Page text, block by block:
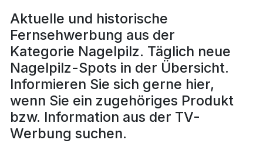
Aktuelle und historische
Fernsehwerbung aus der
Kategorie Nagelpilz. Täglich neue
Nagelpilz-Spots in der Übersicht.
Informieren Sie sich gerne hier,
wenn Sie ein zugehöriges Produkt
bzw. Information aus der TV-
Werbung suchen.